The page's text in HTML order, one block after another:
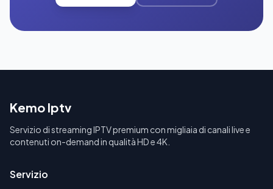
Kemo Iptv
Servizio di streaming IPTV premium con migliaia di canali live e
contenuti on-demand in qualità HD e 4K.
Servizio